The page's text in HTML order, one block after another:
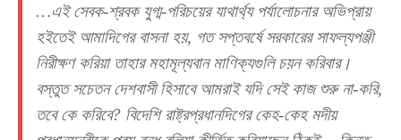
…এই সেবক-শ্রবক যুগ্ম-পরিচয়ের যাথার্থ্য পর্যালোচনার অভিপ্রায়
হইতেই আমাদিগের বাসনা হয়, গত সপ্তবর্ষে সরকারের সাফল্যপঞ্জী
নিরীক্ষণ করিয়া তাহার মহামূল্যবান মাণিক্যগুলি চয়ন করিবার।
বস্তুত সচেতন দেশবাসী হিসাবে আমরাই যদি সেই কাজ শুরু না-করি,
তবে কে করিবে? বিদেশি রাষ্ট্রপ্রধানদিগের কেহ-কেহ মদীয়